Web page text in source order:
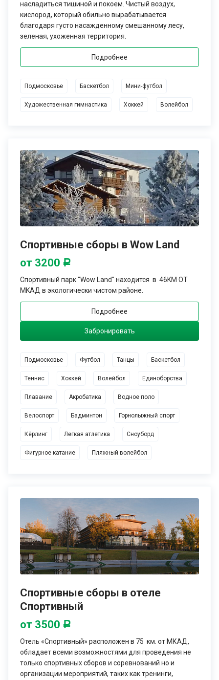
насладиться тишиной и покоем. Чистый воздух,
кислород, который обильно вырабатывается
благодаря густо насажденному смешанному лесу,
зеленая, ухоженная территория.
Подробнее
Подмосковье Баскетбол Мини-футбол
Художественная гимнастика Хоккей Волейбол
Спортивные сборы в Wow Land
от 3200 Р
Спортивный парк "Wow Land" нaходится в 46KM OT
MKAД в экологически чистом районе.
Подробнее
Забронировать
Подмосковье Футбол Танцы Баскетбол
Теннис Хоккей Волейбол Единоборства
Плавание Акробатика Водное поло
Велоспорт Бадминтон Горнолыжный спорт
Кёрлинг Легкая атлетика Сноуборд
Фигурное катание Пляжный волейбол
Спортивные сборы в отеле
Спортивный
от 3500 Р
Отель «Спортивный» расположен в 75 км. от МКАД,
обладает всеми возможностями для проведения не
только спортивных сборов и соревнований но и
организации мероприятий, таких как тренинги,